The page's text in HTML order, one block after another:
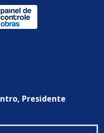
Presidente